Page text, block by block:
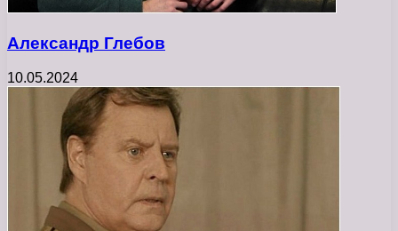
Александр Глебов
10.05.2024